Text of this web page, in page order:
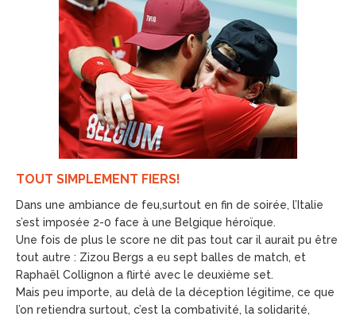
TOUT SIMPLEMENT FIERS!
Dans une ambiance de feu,surtout en fin de soirée, l’Italie
s’est imposée 2-0 face à une Belgique héroïque.
Une fois de plus le score ne dit pas tout car il aurait pu être
tout autre : Zizou Bergs a eu sept balles de match, et
Raphaël Collignon a flirté avec le deuxième set.
Mais peu importe, au delà de la déception légitime, ce que
l’on retiendra surtout, c’est la combativité, la solidarité,